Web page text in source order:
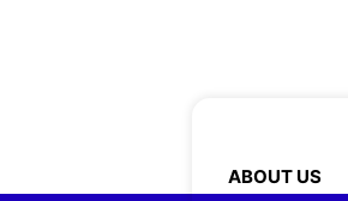
ABOUT US